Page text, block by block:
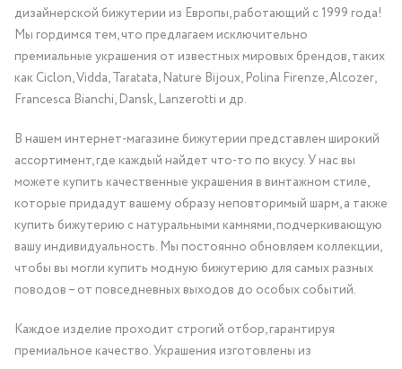
дизайнерской бижутерии из Европы, работающий с 1999 года!
Мы гордимся тем, что предлагаем исключительно
премиальные украшения от известных мировых брендов, таких
как Ciclon, Vidda, Taratata, Nature Bijoux, Polina Firenze, Alcozer,
Francesca Bianchi, Dansk, Lanzerotti и др.
В нашем интернет-магазине бижутерии представлен широкий
ассортимент, где каждый найдет что-то по вкусу. У нас вы
можете купить качественные украшения в винтажном стиле,
которые придадут вашему образу неповторимый шарм, а также
купить бижутерию с натуральными камнями, подчеркивающую
вашу индивидуальность. Мы постоянно обновляем коллекции,
чтобы вы могли купить модную бижутерию для самых разных
поводов – от повседневных выходов до особых событий.
Каждое изделие проходит строгий отбор, гарантируя
премиальное качество. Украшения изготовлены из